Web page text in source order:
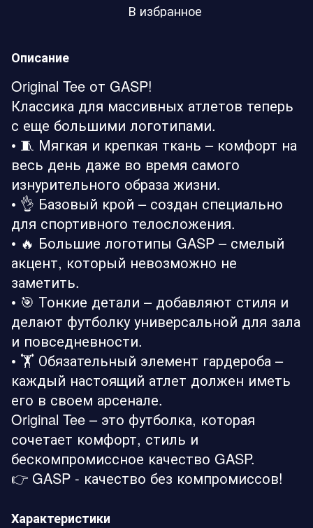
В избранное
Описание
Original Tee от GASP!
Классика для массивных атлетов теперь
с еще большими логотипами.
• 🧵 Мягкая и крепкая ткань – комфорт на
весь день даже во время самого
изнурительного образа жизни.
• 👌 Базовый крой – создан специально
для спортивного телосложения.
• 🔥 Большие логотипы GASP – смелый
акцент, который невозможно не
заметить.
• 🎯 Тонкие детали – добавляют стиля и
делают футболку универсальной для зала
и повседневности.
• 🏋️ Обязательный элемент гардероба –
каждый настоящий атлет должен иметь
его в своем арсенале.
Original Tee – это футболка, которая
сочетает комфорт, стиль и
бескомпромиссное качество GASP.
👉 GASP - качество без компромиссов!
Характеристики